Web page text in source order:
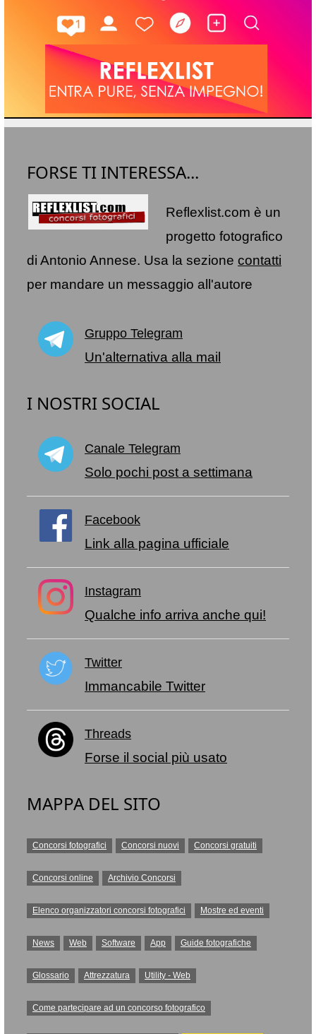
FORSE TI INTERESSA...
Reflexlist.com è un
progetto fotografico
di Antonio Annese. Usa la sezione contatti
per mandare un messaggio all'autore
Gruppo Telegram
Un'alternativa alla mail
I NOSTRI SOCIAL
Canale Telegram
Solo pochi post a settimana
Facebook
Link alla pagina ufficiale
Instagram
Qualche info arriva anche qui!
Twitter
Immancabile Twitter
Threads
Forse il social più usato
MAPPA DEL SITO
Concorsi fotografici Concorsi nuovi Concorsi gratuiti
Concorsi online Archivio Concorsi
Elenco organizzatori concorsi fotografici Mostre ed eventi
News Web Software App Guide fotografiche
Glossario Attrezzatura Utility - Web
Come partecipare ad un concorso fotografico